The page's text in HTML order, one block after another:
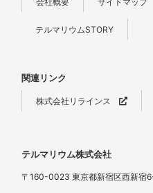
テルマリウムSTORY
関連リンク
株式会社リラインス
テルマリウム株式会社
〒160-0023 東京都新宿区西新宿